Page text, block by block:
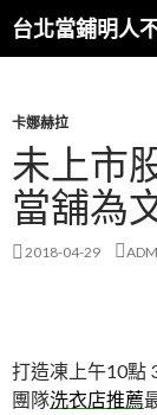
台北當鋪明人
搜
尋
容
卡娜赫拉
未上市
當舖為
2018-04-29
打造凍上午10點
團隊洗衣店推薦